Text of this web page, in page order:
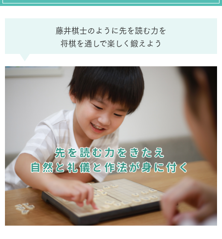
藤井棋士のように先を読む力を
将棋を通しで楽しく鍛えよう